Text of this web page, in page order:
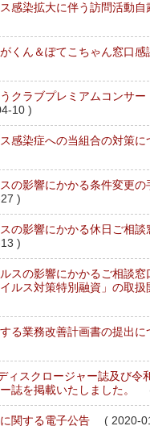
感染拡大に伴う訪問活動自
くん＆ぽてこちゃん窓口感
うクラブプレミアムコンサ
10 )
感染症への当組合の対策に
の影響にかかる条件変更の
)
の影響にかかる休日ご相談
)
スの影響にかかるご相談窓
ルス対策特別融資」の取扱
る業務改善計画書の提出に
ィスクロージャー誌及び令
誌を掲載いたしました。
関する電子公告 ( 2020-